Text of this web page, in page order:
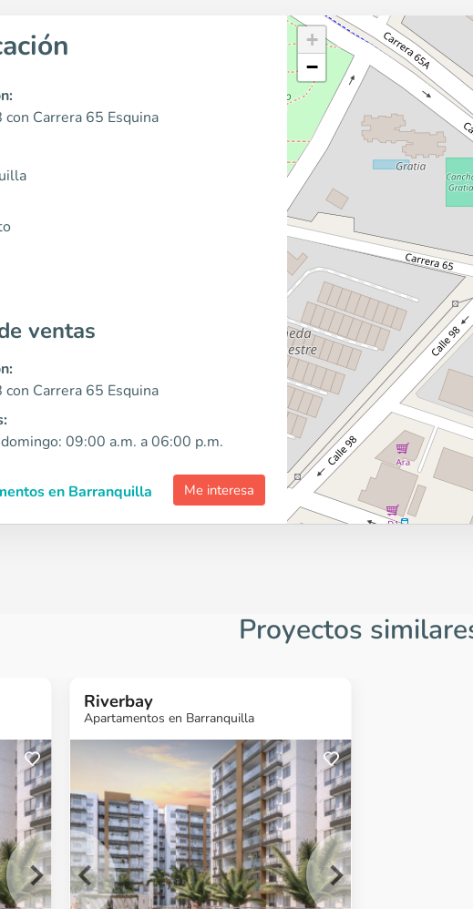
con Carrera 65 Esquina
ventas
con Carrera 65 Esquina
09:00 a.m. a 06:00 p.m.
en Barranquilla Me interesa
+
−
Proyectos
Riverbay
Apartamentos en Barranquilla